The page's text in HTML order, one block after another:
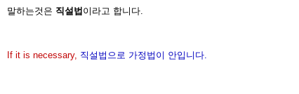
말하는것은 직설법 이라고 합니다.
If it is necessary, 직설법으로 가정법이 안입니다.